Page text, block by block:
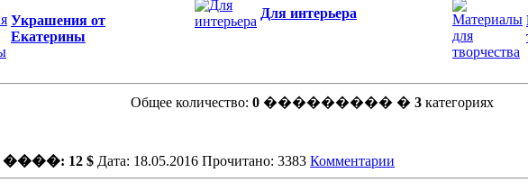
Украшения от
Екатерины
Для интерьера
Общее количество: 0 ��������� � 3 категориях
����: 12 $ Дата: 18.05.2016 Прочитано: 3383 Комментарии